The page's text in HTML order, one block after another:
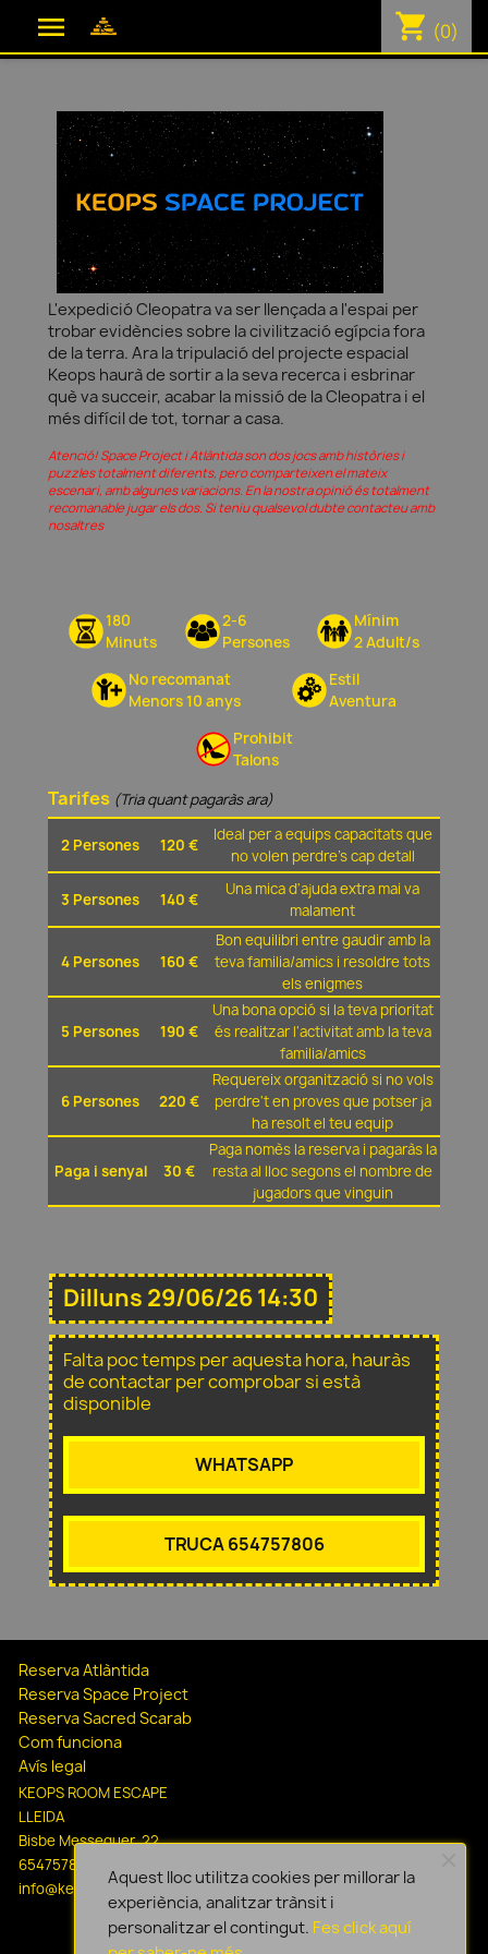
 shopping_cart (0)
L'expedició Cleopatra va ser llençada a l'espai per
trobar evidències sobre la civilització egípcia fora
de la terra. Ara la tripulació del projecte espacial
Keops haurà de sortir a la seva recerca i esbrinar
què va succeir, acabar la missió de la Cleopatra i el
més difícil de tot, tornar a casa.
Atenció! Space Project i Atlàntida son dos jocs amb històries i
puzzles totalment diferents, pero comparteixen el mateix
escenari, amb algunes variacions. En la nostra opinió és totalment
recomanable jugar els dos. Si teniu qualsevol dubte contacteu amb
nosaltres
180
Minuts
2-6
Persones
Mínim
2 Adult/s
No recomanat
Menors 10 anys
Estil
Aventura
Prohibit
Talons
Tarifes (Tria quant pagaràs ara)
2 Persones 120 €
Ideal per a equips capacitats que
no volen perdre's cap detall
3 Persones 140 €
Una mica d'ajuda extra mai va
malament
4 Persones 160 €
Bon equilibri entre gaudir amb la
teva familia/amics i resoldre tots
els enigmes
5 Persones 190 €
Una bona opció si la teva prioritat
és realitzar l'activitat amb la teva
familia/amics
6 Persones 220 €
Requereix organització si no vols
perdre't en proves que potser ja
ha resolt el teu equip
Paga i senyal 30 €
Paga nomès la reserva i pagaràs la
resta al lloc segons el nombre de
jugadors que vinguin
Dilluns 29/06/26 14:30
Falta poc temps per aquesta hora, hauràs
de contactar per comprobar si està
disponible
WHATSAPP
TRUCA 654757806
Reserva Atlàntida
Reserva Space Project
Reserva Sacred Scarab
Com funciona
Avís legal
KEOPS ROOM ESCAPE
LLEIDA
Bisbe Messeguer, 22
654757806
info@keopsescapelleida.com
Aquest lloc utilitza cookies per millorar la
experiència, analitzar trànsit i
personalitzar el contingut. Fes click aquí